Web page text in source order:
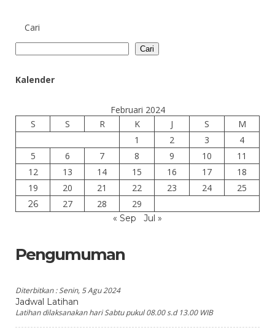
Cari
Cari
Kalender
Februari 2024
S
S R K J S
M
1
2 3
4
5
6 7 8 9 10
11
12
13 14 15 16 17
18
19
20 21 22 23 24 25
26 27 28 29
« Sep Jul »
Pengumuman
Diterbitkan :Senin, 5 Agu 2024
Jadwal Latihan
Latihan dilaksanakan hari Sabtu pukul 08.00 s.d 13.00 WIB